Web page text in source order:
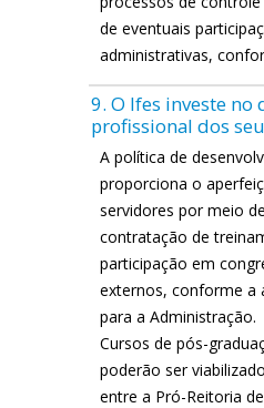
de eventuais
administrativas,
9. O Ifes investe no
profissional dos
A política de
proporciona o
servidores por meio
contratação de
participação em
externos, conforme a
para a Administração.
Cursos de pós-
poderão ser
entre a Pró-Reitoria